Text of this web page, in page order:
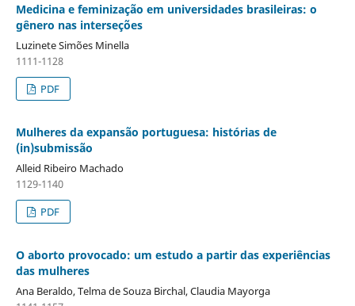
Medicina e feminização em universidades brasileiras: o
gênero nas interseções
Luzinete Simões Minella
1111-1128
PDF
Mulheres da expansão portuguesa: histórias de
(in)submissão
Alleid Ribeiro Machado
1129-1140
PDF
O aborto provocado: um estudo a partir das experiências
das mulheres
Ana Beraldo, Telma de Souza Birchal, Claudia Mayorga